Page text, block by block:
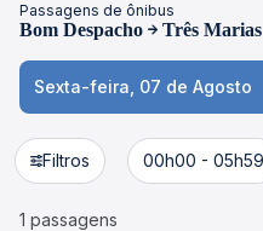
Passagens de ônibus
Bom Despacho Três Marias
Sexta-feira, 07 de Agosto
Filtros 00h00 - 05h59
1 passagens